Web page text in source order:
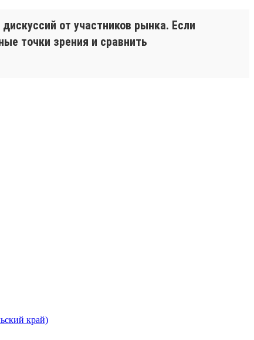
от участников рынка. Если
точки зрения и сравнить
край)